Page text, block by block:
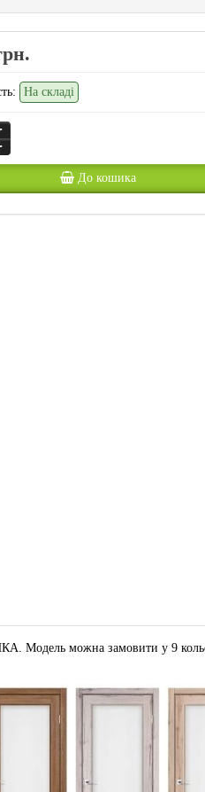
На складі
До кошика
Модель можна замовити у 9